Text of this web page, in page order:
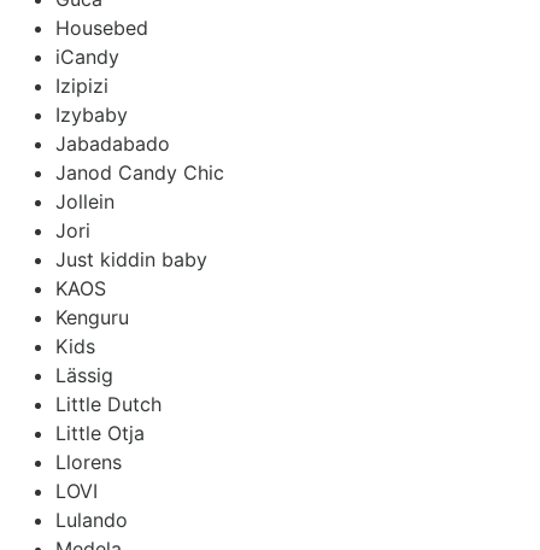
Housebed
iCandy
Izipizi
Izybaby
Jabadabado
Janod Candy Chic
Jollein
Jori
Just kiddin baby
KAOS
Kenguru
Kids
Lässig
Little Dutch
Little Otja
Llorens
LOVI
Lulando